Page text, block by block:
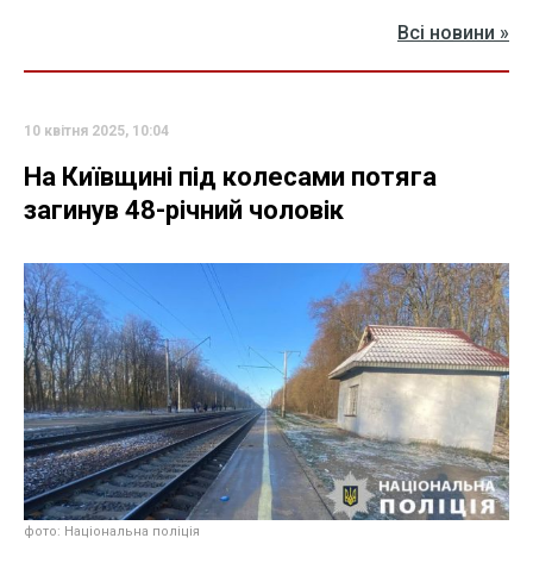
Всі новини »
10 квітня 2025, 10:04
На Київщині під колесами потяга
загинув 48-річний чоловік
фото: Національна поліція